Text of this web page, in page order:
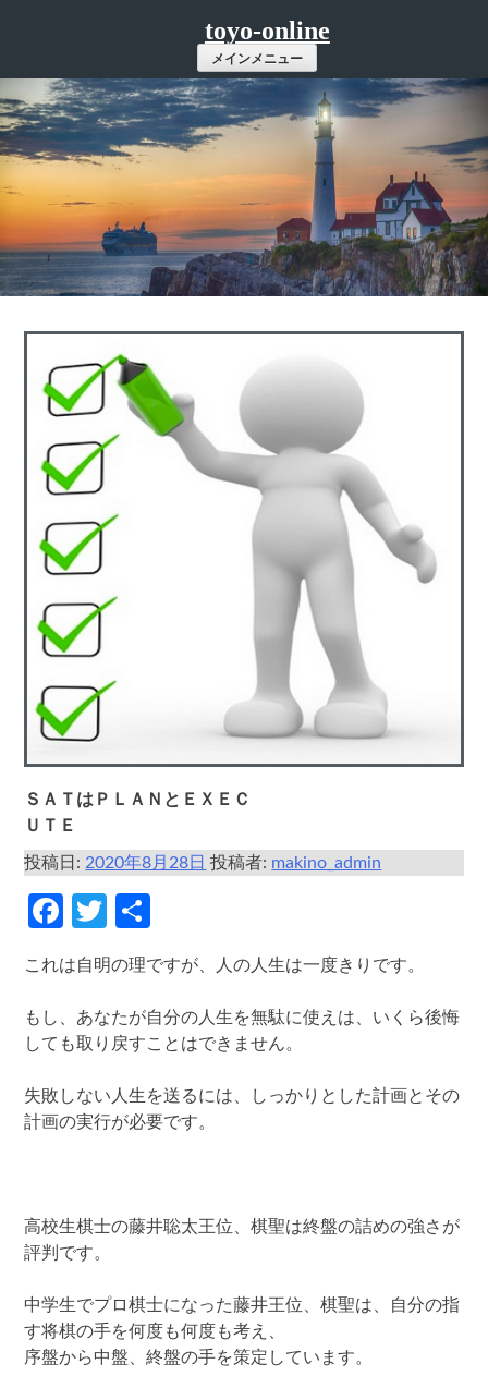
ツ
へ
ス
キ
ッ
プ
toyo-online
メインメニュー
ＳＡＴはＰＬＡＮとＥＸＥＣ
ＵＴＥ
投稿日:2020年8月28日 投稿者: makino_admin
Facebook
Twitter
これは自明の理ですが、人の人生は一度きりです。
もし、あなたが自分の人生を無駄に使えは、いくら後悔
しても取り戻すことはできません。
失敗しない人生を送るには、しっかりとした計画とその
計画の実行が必要です。
高校生棋士の藤井聡太王位、棋聖は終盤の詰めの強さが
評判です。
中学生でプロ棋士になった藤井王位、棋聖は、自分の指
す将棋の手を何度も何度も考え、
序盤から中盤、終盤の手を策定しています。